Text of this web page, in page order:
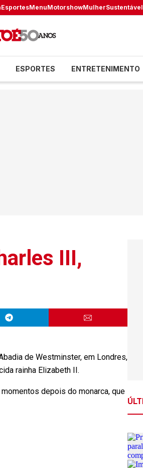
EsportesMenuMotorshowMulherSustentável
ESPORTES ENTRETENIMENTO
III,
de Westminster, em Londres,
rainha Elizabeth II.
depois do monarca, que